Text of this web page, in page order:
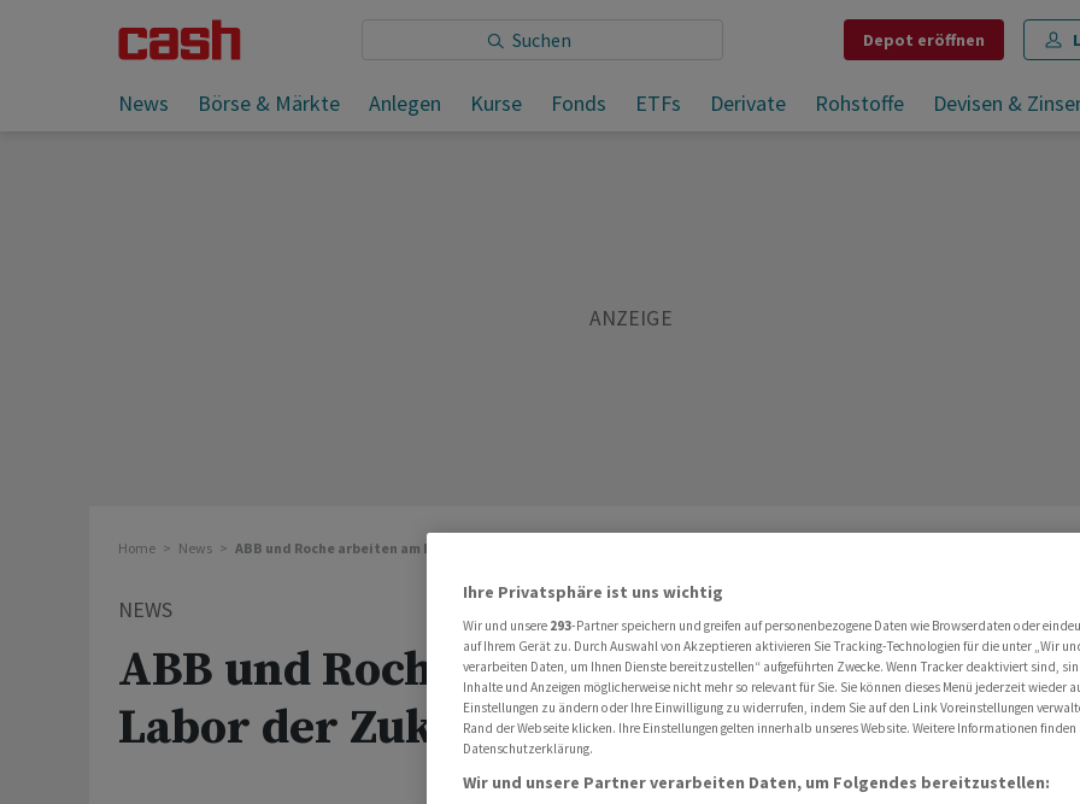
Depot eröffnen
News Börse & Märkte Anlegen Kurse Fonds ETFs Derivate Rohstoffe Devisen &
Sie lesen: ABB und Roche arbeiten am Labor der Zukunft
Teilen Merken Drucken Kommentare
Home News ABB und Roche arbeiten am Labor der Zukunft
NEWS
ABB und Roche arbeiten am
Labor der Zukunft
Ihre Privatsphäre ist uns wichtig
Wir und unsere 293-Partner speichern und greifen auf personenbezogene Daten wie Browserdaten oder
auf Ihrem Gerät zu. Durch Auswahl von Akzeptieren aktivieren Sie Tracking-Technologien für die unter „Wir
verarbeiten Daten, um Ihnen Dienste bereitzustellen“ aufgeführten Zwecke. Wenn Tracker deaktiviert sind,
Inhalte und Anzeigen möglicherweise nicht mehr so relevant für Sie. Sie können dieses Menü jederzeit wieder
Einstellungen zu ändern oder Ihre Einwilligung zu widerrufen, indem Sie auf den Link Voreinstellungen
Rand der Webseite klicken. Ihre Einstellungen gelten innerhalb unseres Website. Weitere Informationen finden
Datenschutzerklärung.
Wir und unsere Partner verarbeiten Daten, um Folgendes bereitzustellen: